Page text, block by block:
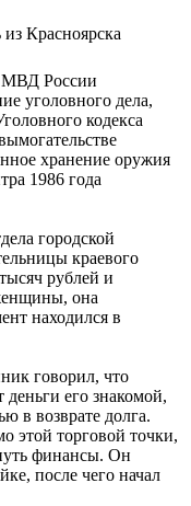
МВД России
уголовного дела,
кодекса
хранение оружия
1986 года
городской
краевого
рублей и
она
находился в
говорил, что
его знакомой,
в возврате долга.
этой торговой точки,
финансы. Он
после чего начал